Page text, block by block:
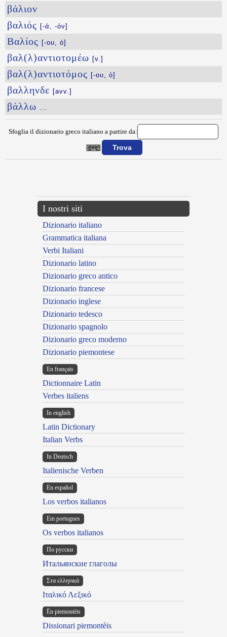
βάλιον
βαλιός [-ά, -όν]
Βαλίος [-ου, ὁ]
βαλ(λ)αντιοτομέω [v.]
βαλ(λ)αντιοτόμος [-ου, ὁ]
βαλληνδε [avv.]
βάλλω ...
Sfoglia il dizionario greco italiano a partire da:
I nostri siti
Dizionario italiano
Grammatica italiana
Verbi Italiani
Dizionario latino
Dizionario greco antico
Dizionario francese
Dizionario inglese
Dizionario tedesco
Dizionario spagnolo
Dizionario greco moderno
Dizionario piemontese
En français
Dictionnaire Latin
Verbes italiens
In english
Latin Dictionary
Italian Verbs
In Deutsch
Italienische Verben
En español
Los verbos italianos
Em portugues
Os verbos italianos
По русски
Итальянские глаголы
Στα ελληνικά
Ιταλικό Λεξικό
Ën piemontèis
Dissionari piemontèis